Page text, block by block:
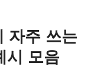
자주 쓰는
시 모음